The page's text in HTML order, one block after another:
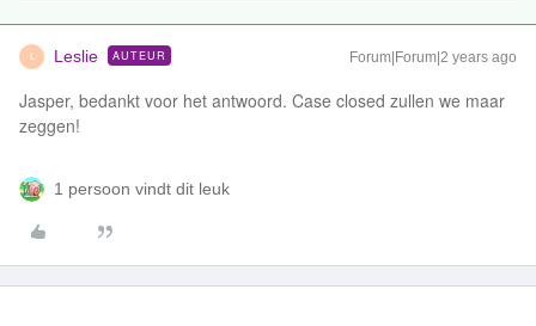
L Leslie AUTEUR Forum|Forum|2 years ago
Jasper, bedankt voor het antwoord. Case closed zullen we maar
zeggen!
1 persoon vindt dit leuk